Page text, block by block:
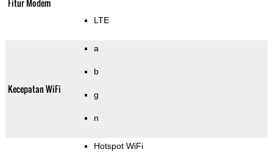
Fitur Modem
LTE
Kecepatan WiFi
a
b
g
n
Hotspot WiFi